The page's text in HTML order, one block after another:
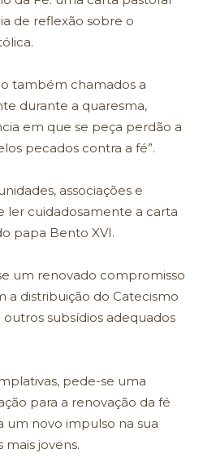
de reflexão sobre o
também chamados a
durante a quaresma,
em que se peça perdão a
pecados contra a fé”.
associações e
ler cuidadosamente a carta
papa Bento XVI.
um renovado compromisso
a distribuição do Catecismo
subsídios adequados
pede-se uma
para a renovação da fé
um novo impulso na sua
mais jovens.